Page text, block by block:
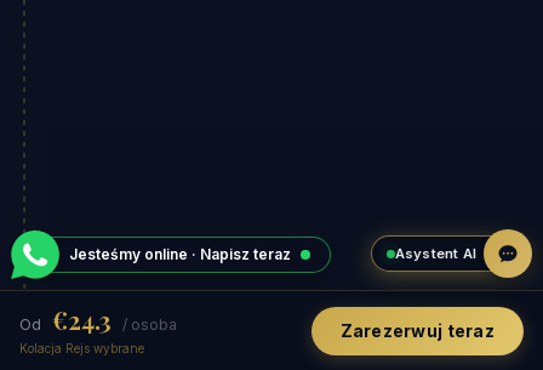
Od €24.3 / osoba
Kolacja Rejs wybrane
Zarezerwuj teraz
Jesteśmy online · Napisz teraz Asystent AI